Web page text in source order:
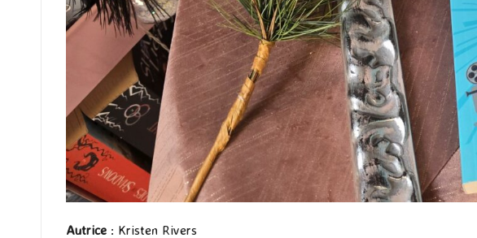
Autrice : Kristen Rivers